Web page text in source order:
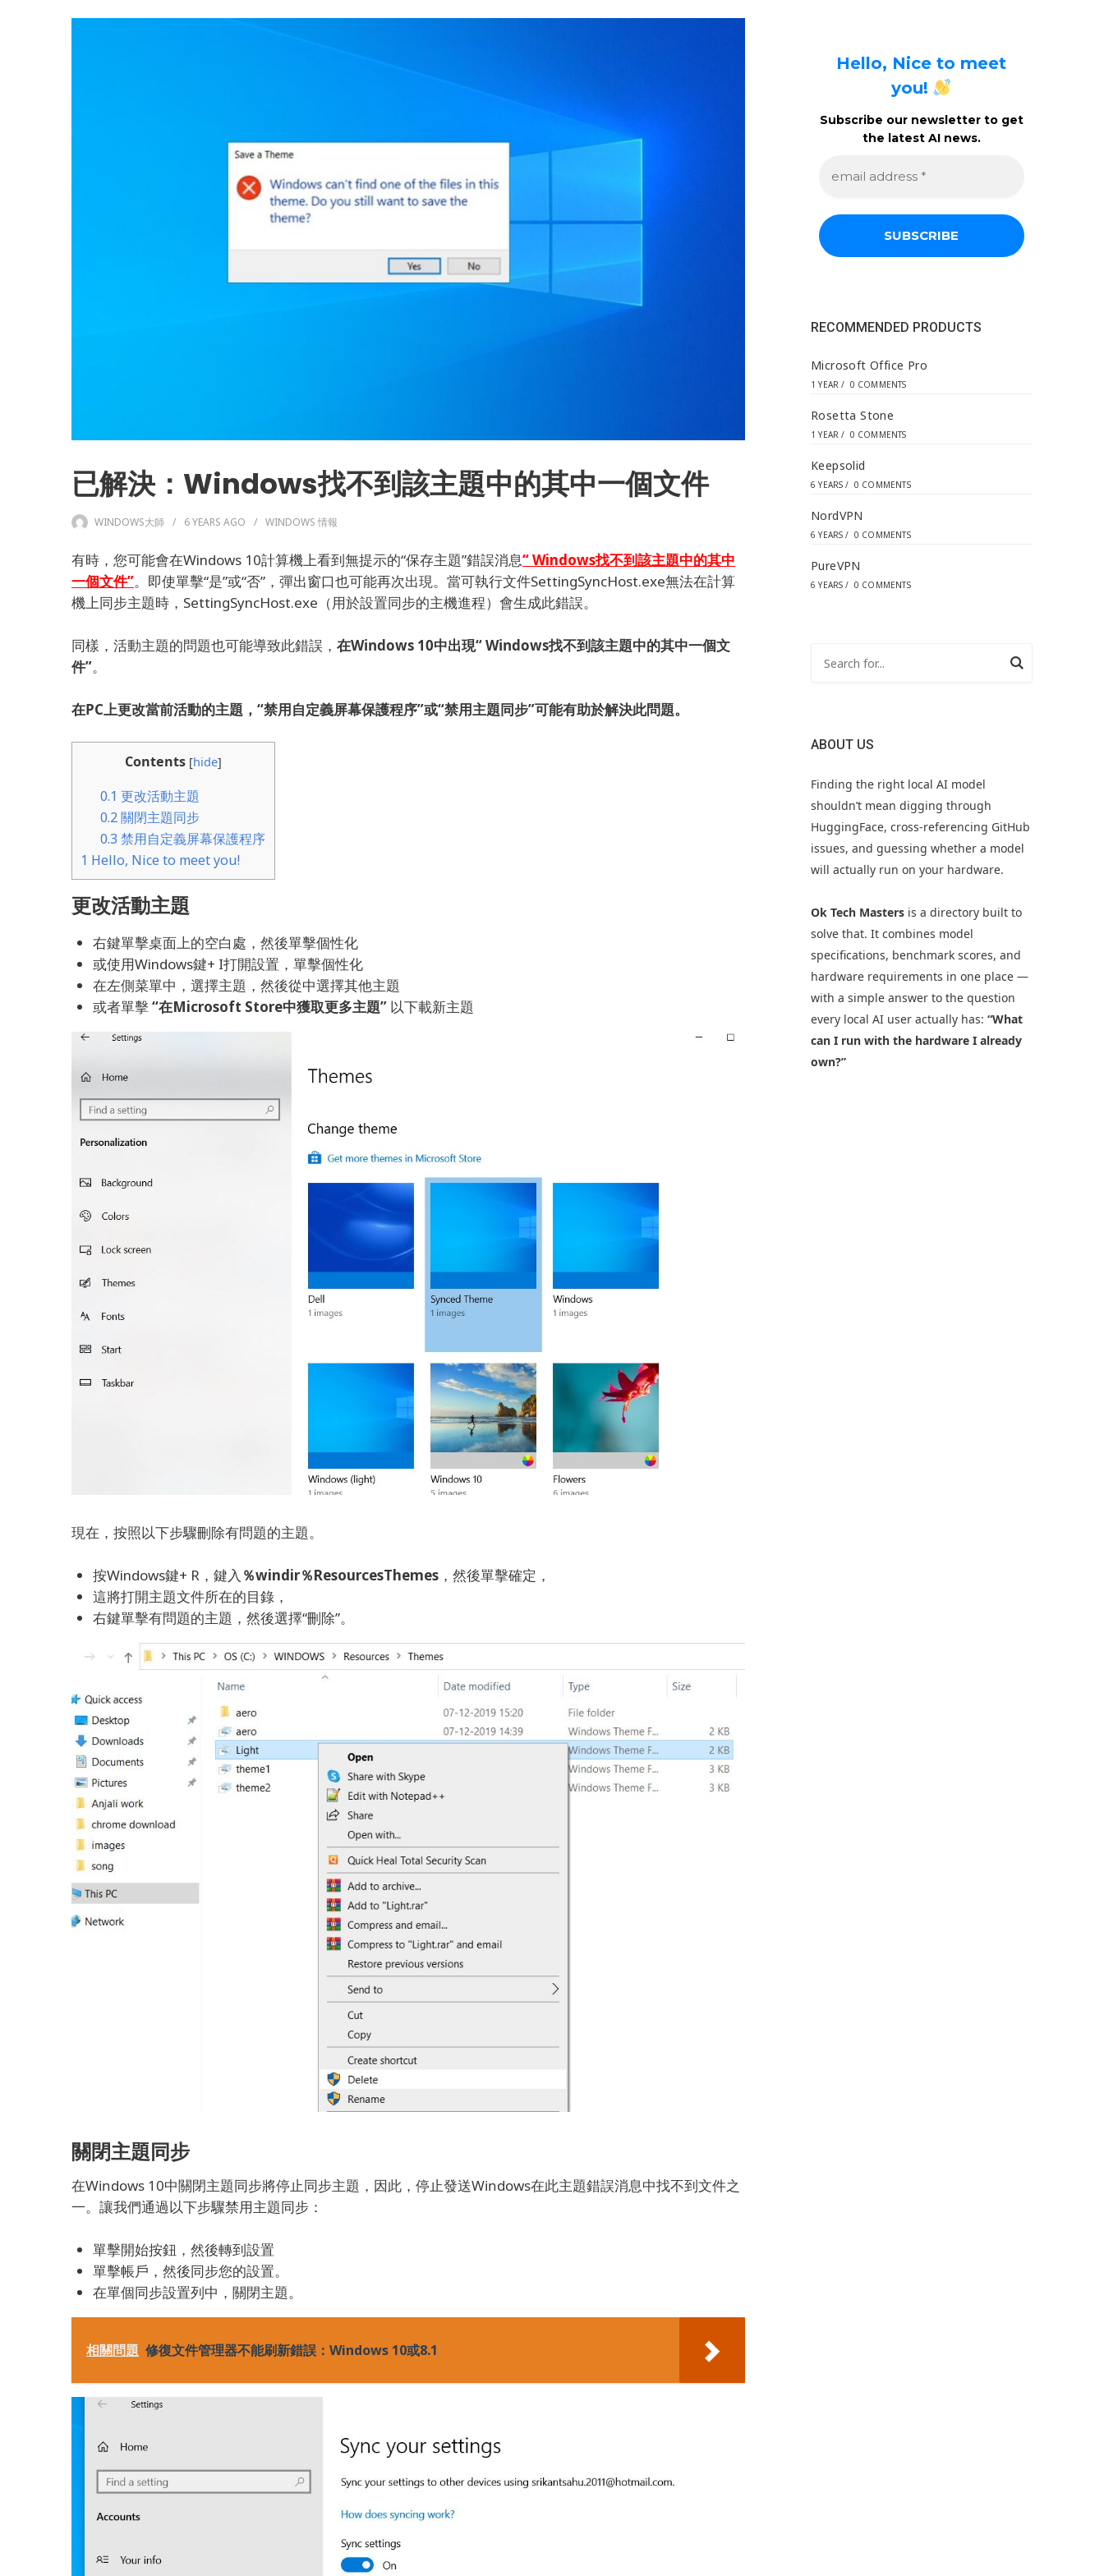
已解決：Windows找不到該主題中的其中一個文件
WINDOWS大師 6 YEARS AGO WINDOWS 情報
有時，您可能會在Windows 10計算機上看到無提示的“保存主題”錯誤消息“ Windows找不到該主題中的其中
一個文件”。 即使單擊“是”或“否”，彈出窗口也可能再次出現。 當可執行文件SettingSyncHost.exe無法在計算
機上同步主題時，SettingSyncHost.exe（用於設置同步的主機進程）會生成此錯誤。
同樣，活動主題的問題也可能導致此錯誤， 在Windows 10中出現“ Windows找不到該主題中的其中一個文
件”。
在PC上更改當前活動的主題，“禁用自定義屏幕保護程序”或“禁用主題同步”可能有助於解決此問題。
Contents [hide]
0.1 更改活動主題
0.2關閉主題同步
0.3 禁用自定義屏幕保護程序
1 Hello, Nice to meet you!
更改活動主題
右鍵單擊桌面上的空白處，然後單擊個性化
或使用Windows鍵+ I打開設置，單擊個性化
在左側菜單中，選擇主題，然後從中選擇其他主題
或者單擊“在Microsoft Store中獲取更多主題” 以下載新主題
現在，按照以下步驟刪除有問題的主題。
按Windows鍵+ R，鍵入 ％windir％ResourcesThemes ，然後單擊確定，
這將打開主題文件所在的目錄，
右鍵單擊有問題的主題，然後選擇“刪除”。
關閉主題同步
在Windows 10中關閉主題同步將停止同步主題，因此，停止發送Windows在此主題錯誤消息中找不到文件之
一。 讓我們通過以下步驟禁用主題同步：
單擊開始按鈕，然後轉到設置
單擊帳戶，然後同步您的設置。
在單個同步設置列中，關閉主題。
相關問題 修復文件管理器不能刷新錯誤：Windows 10或8.1
Hello, Nice to meet
you!
Subscribe our newsletter to get
the latest AI news.
a
d
s
RECOMMENDED PRODUCTS
Microsoft Office Pro
1 YEAR / 0 COMMENTS
Rosetta Stone
1 YEAR / 0 COMMENTS
Keepsolid
6 YEARS / 0 COMMENTS
NordVPN
6 YEARS / 0 COMMENTS
PureVPN
6 YEARS / 0 COMMENTS
ABOUT US
Finding the right local AI model
shouldn’t mean digging through
HuggingFace, cross-referencing GitHub
issues, and guessing whether a model
will actually run on your hardware.
Ok Tech Mastersis a directory built to
solve that. It combines model
specifications, benchmark scores, and
hardware requirements in one place —
with a simple answer to the question
every local AI user actually has: “What
can I run with the hardware I already
own?”